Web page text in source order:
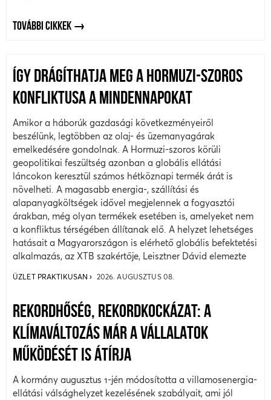
TOVÁBBI CIKKEK
ÍGY DRÁGÍTHATJA MEG A HORMUZI-SZOROS
KONFLIKTUSA A MINDENNAPOKAT
Amikor a háborúk gazdasági következményeiről
beszélünk, legtöbben az olaj- és üzemanyagárak
emelkedésére gondolnak. A Hormuzi-szoros körüli
geopolitikai feszültség azonban a globális ellátási
láncokon keresztül számos hétköznapi termék árát is
növelheti. A magasabb energia-, szállítási és
alapanyagköltségek idővel megjelennek a fogyasztói
árakban, még olyan termékek esetében is, amelyeket nem
a konfliktus térségében állítanak elő. A helyzet lehetséges
hatásait a Magyarországon is elérhető globális befektetési
alkalmazás, az XTB szakértője, Leisztner Dávid elemezte
ÜZLET PRAKTIKUSAN 2026. AUGUSZTUS 08.
REKORDHŐSÉG, REKORDKOCKÁZAT: A
KLÍMAVÁLTOZÁS MÁR A VÁLLALATOK
MŰKÖDÉSÉT IS ÁTÍRJA
A kormány augusztus 1-jén módosította a villamosenergia-
ellátási válsághelyzet kezelésének szabályait, ami jól